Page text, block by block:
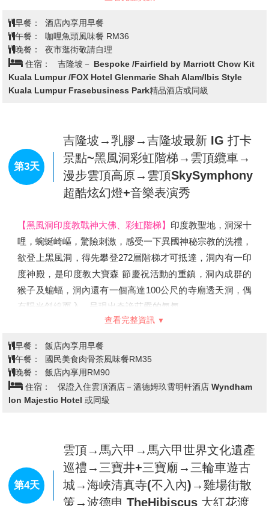
第2天
吉隆坡市區觀光(獨立廣場、高等法
院)→馬來西亞國家美術館→超炫
REXKL 復古迷宮書店→茨廠街鬼仔
巷、百年郵局→雙子星花園廣場→亞
【獨立廣場 Dataran Merdeka】位於吉隆坡車水馬龍的拉
者路，是馬來西亞宣佈獨立、脫離殖民地統治的儀式舉行
地，於1957年8月31日00：01，英國國旗在這裡降下，取而
代之的是馬來西亞國旗就在此地冉冉上升，具有神聖的特殊
一，是馬來西亞歷史上最重要的里程碑。
【高等法院】 蘇丹亞都沙高等法院是吉隆坡的標誌性建築，
也是馬來西亞高等法院所在地。 1897年建成，曾經是殖民
者的總部。設計師們把大樓設計成印度和阿拉伯風格的混合
體，樓的中央有一個很高的鐘樓，鐘樓的造型類似英國
個金色的半球形圓頂。鐘樓兩側，各有一個塔樓，頂部也都
有金色圓頂。
【馬來西亞國家美術館】馬來西亞國家美術館於1958年建
立，致力於典藏本地藝術品並鼓勵在地藝術家和傳統工匠的
創作，是一個將傳統馬來建築工藝和現代線條美學融合的現
代藝術場所。
了重要的平台。
【REXKL大馬最美迷宮書店】 這間曾是本地最大的戲院，
分別歷經兩場火災，在2019年才被建築師團隊翻新成現在
查看完整資訊
早餐：
酒店內享用早餐
午餐： 咖哩魚頭風味餐 RM36
晚餐：
夜市逛街敬請自理
住宿： 吉隆坡－ Bespoke /Fairfield by Marriott Chow Kit
Kuala Lumpur /FOX Hotel Glenmarie Shah Alam/Ibis Style
Kuala Lumpur Frasebusiness Park精品酒店或同級
第3天
吉隆坡→乳膠→吉隆坡最新 IG 打卡
景點~黑風洞彩虹階梯→雲頂纜車→
漫步雲頂高原→雲頂SkySymphony
【黑風洞印度教戰神大佛、彩虹階梯】印度教聖地，洞深十
哩，蜿蜒崎嶇，驚險刺激，感受一下異國神秘宗教的洗禮，
欲登上黑風洞，得先攀登272層階梯才可抵達，洞內有一印
度神殿，是印度教大寶森 節慶祝活動的重鎮，洞內成群的